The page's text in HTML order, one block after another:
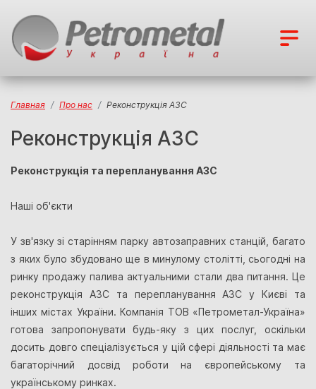
Главная Про нас Реконструкція АЗС
Реконструкція АЗС
Реконструкція та перепланування АЗС
Наші об'єкти
У зв'язку зі старінням парку автозаправних станцій, багато
з яких було збудовано ще в минулому столітті, сьогодні на
ринку продажу палива актуальними стали два питання. Це
реконструкція АЗС та перепланування АЗС у Києві та
інших містах України. Компанія ТОВ «Петрометал-Україна»
готова запропонувати будь-яку з цих послуг, оскільки
досить довго спеціалізується у цій сфері діяльності та має
багаторічний досвід роботи на європейському та
українському ринках.